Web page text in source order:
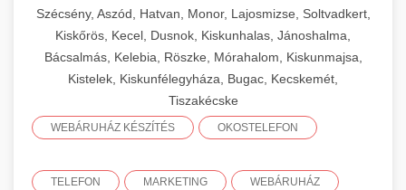
Szécsény, Aszód, Hatvan, Monor, Lajosmizse, Soltvadkert,
Kiskőrös, Kecel, Dusnok, Kiskunhalas, Jánoshalma,
Bácsalmás, Kelebia, Röszke, Mórahalom, Kiskunmajsa,
Kistelek, Kiskunfélegyháza, Bugac, Kecskemét,
Tiszakécske
WEBÁRUHÁZ KÉSZÍTÉS OKOSTELEFON
TELEFON MARKETING WEBÁRUHÁZ